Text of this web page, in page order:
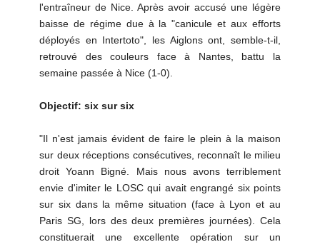
l'entraîneur de Nice. Après avoir accusé une légère
baisse de régime due à la "canicule et aux efforts
déployés en Intertoto", les Aiglons ont, semble-t-il,
retrouvé des couleurs face à Nantes, battu la
semaine passée à Nice (1-0).
Objectif: six sur six
"Il n'est jamais évident de faire le plein à la maison
sur deux réceptions consécutives, reconnaît le milieu
droit Yoann Bigné. Mais nous avons terriblement
envie d'imiter le LOSC qui avait engrangé six points
sur six dans la même situation (face à Lyon et au
Paris SG, lors des deux premières journées). Cela
constituerait une excellente opération sur un